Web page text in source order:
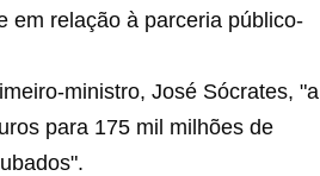
em relação à parceria público-
ministro, José Sócrates, "a
para 175 mil milhões de